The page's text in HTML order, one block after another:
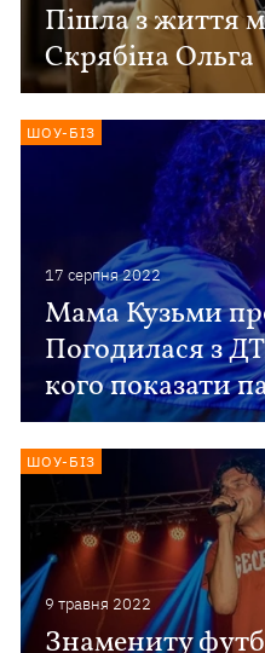
Пішла з життя
Скрябіна Ольга
17 серпня 2022
Мама Кузьми
Погодилася з
кого показати
ШОУ-БІЗ
9 травня 2022
Знамениту
ШОУ-БІЗ